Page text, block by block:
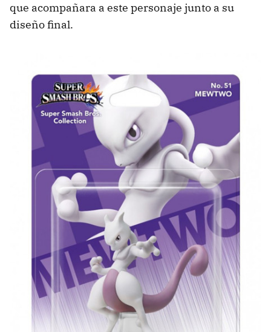
que acompañara a este personaje junto a su
diseño final.